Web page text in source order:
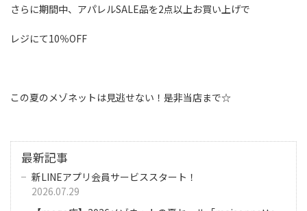
さらに期間中、アパレルSALE品を2点以上お買い上げで
レジにて10％OFF
この夏のメゾネットは見逃せない！是非当店まで☆
最新記事
新LINEアプリ会員サービススタート！
2026.07.29